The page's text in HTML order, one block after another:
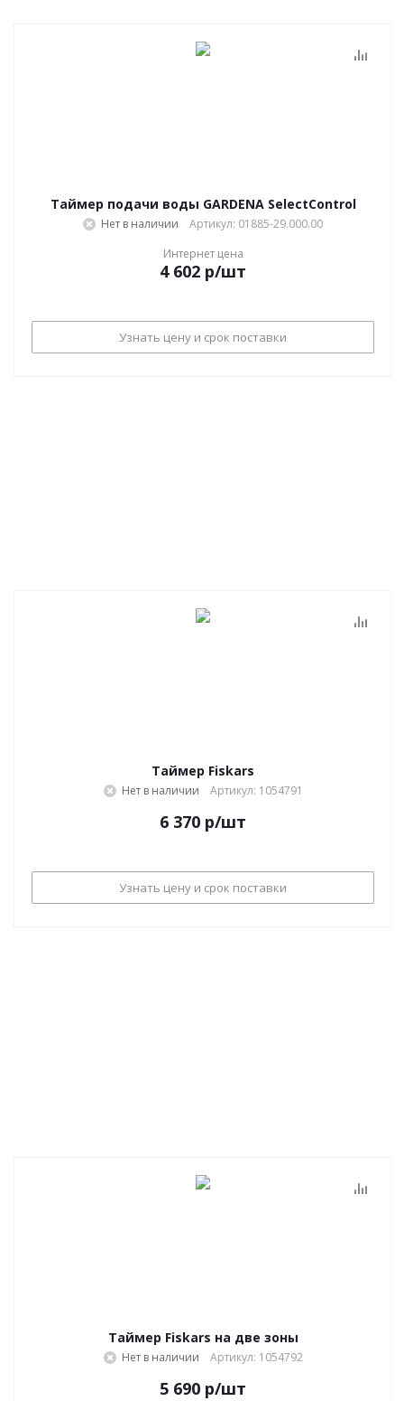
Таймер подачи воды GARDENA SelectControl
Нет в наличии
Артикул: 01885-29.000.00
Интернет цена
4 602 р/шт
Узнать цену и срок поставки
Таймер Fiskars
Нет в наличии Артикул: 1054791
6 370 р/шт
Узнать цену и срок поставки
Таймер Fiskars на две зоны
Нет в наличии Артикул: 1054792
5 690 р/шт